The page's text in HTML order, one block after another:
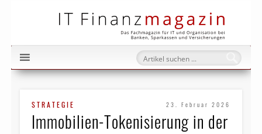
STRATEGIE 23. Februar 2026
Immobilien-Tokenisierung in der